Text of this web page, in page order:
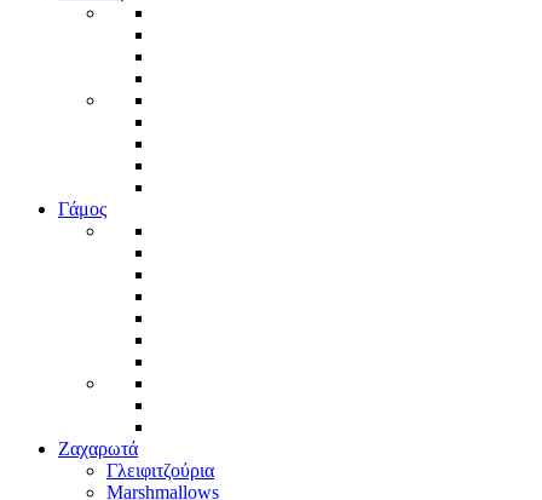
Γάμος
Ζαχαρωτά
Γλειφιτζούρια
Marshmallows